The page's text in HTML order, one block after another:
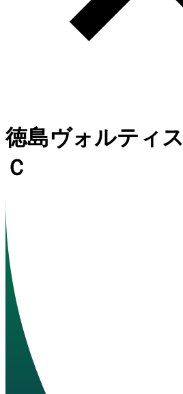
徳島ヴォルティス
Ｃ